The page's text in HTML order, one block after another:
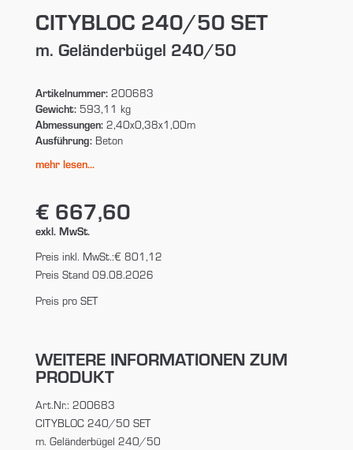
CITYBLOC 240/50 SET
m. Geländerbügel 240/50
Artikelnummer:200683
Gewicht:593,11 kg
Abmessungen:2,40x0,38x1,00m
Ausführung:Beton
mehr lesen...
€ 667,60
exkl. MwSt.
Preis inkl. MwSt.:€ 801,12
Preis Stand 09.08.2026
Preis pro SET
WEITERE INFORMATIONEN ZUM
PRODUKT
Art.Nr.: 200683
CITYBLOC 240/50 SET
m. Geländerbügel 240/50